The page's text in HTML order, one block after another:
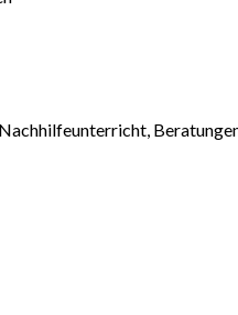
Nachhilfeunterricht,